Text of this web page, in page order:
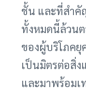
ชั้น และที่สำคั
ทั้งหมดนี้ล้วนต
ของผู้บริโภคยุ
เป็นมิตรต่อสิ่ง
และมาพร้อม